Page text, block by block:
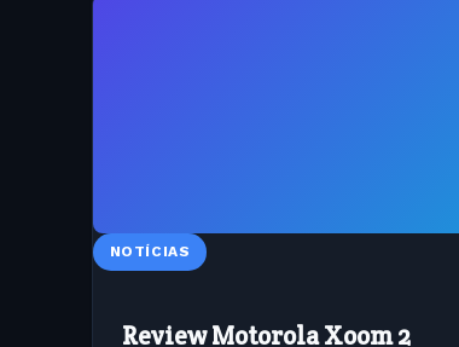
NOTÍCIAS
Review Motorola Xoom 2